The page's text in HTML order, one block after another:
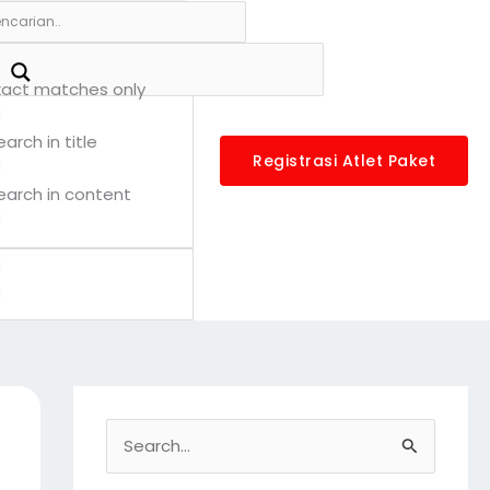
matches only
in title
in content
Registrasi Atlet Paket
r